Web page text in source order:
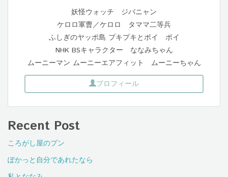
妖怪ウォッチ ジバニャン
ケロロ軍曹／ケロロ タママ二等兵
ふしぎのヤッポ島 プキプキとポイ ポイ
NHK BSキャラクター ななみちゃん
ムーニーマン ムーニーエアフィット ムーニーちゃん
プロフィール
Recent Post
ころがし屋のプン
ぽかっと自分であれたなら